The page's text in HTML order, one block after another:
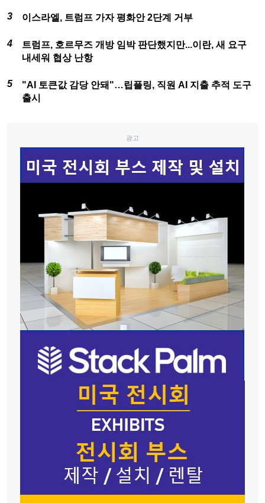
이스라엘, 트럼프 가자 평화안 2단계 거부
트럼프, 호르무즈 개방 임박 판단했지만...이란, 새 요구
내세워 협상 난항
"AI 토큰값 감당 안돼"…립플링, 직원 AI 지출 추적 도구
출시